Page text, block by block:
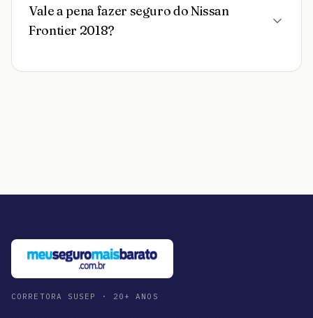
Vale a pena fazer seguro do Nissan
Frontier 2018?
CORRETORA SUSEP · 20+ ANOS